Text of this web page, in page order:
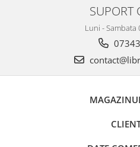
SUPORT
Luni - Sambata